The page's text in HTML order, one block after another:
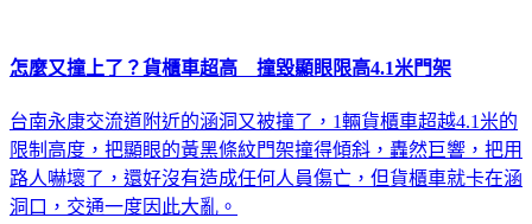
怎麼又撞上了？貨櫃車超高 撞毀顯眼限高4.1米門架
台南永康交流道附近的涵洞又被撞了，1輛貨櫃車超越4.1米的
限制高度，把顯眼的黃黑條紋門架撞得傾斜，轟然巨響，把用
路人嚇壞了，還好沒有造成任何人員傷亡，但貨櫃車就卡在涵
洞口，交通一度因此大亂。